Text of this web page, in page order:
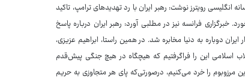
رویترز نوشت: رهبر ایران با رد تهدیدهای ترامپ، تاکید
فرانسه نیز در مطلبی آورد: رهبر ایران درباره پاسخ
دوباره به دنیا مخابره شد. در همین راستا، ابراهیم عزیزی،
این را فراگرفتیم که هیچگاه در هیچ جنگی پیش‌قدم
مرزوبوم را خرد می‌کنیم، درصورتی‌که پای هر متجاوزی به حریم